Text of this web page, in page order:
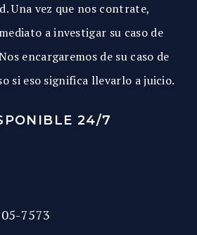
Una vez que nos contrate,
a investigar su caso de
encargaremos de su caso de
si eso significa llevarlo a juicio.
24/7
7573